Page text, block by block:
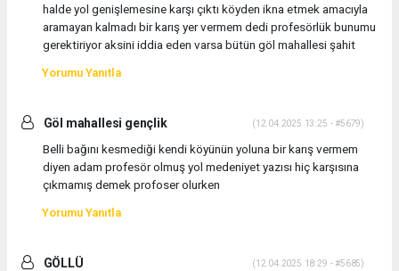
halde yol genişlemesine karşı çıktı köyden ikna etmek amacıyla
aramayan kalmadı bir karış yer vermem dedi profesörlük bunumu
gerektiriyor aksini iddia eden varsa bütün göl mahallesi şahit
Yorumu Yanıtla
Göl mahallesi gençlik (12.04.2025 13:25 - #5679)
Belli bağını kesmediği kendi köyünün yoluna bir karış vermem
diyen adam profesör olmuş yol medeniyet yazısı hiç karşısına
çıkmamış demek profoser olurken
Yorumu Yanıtla
GÖLLÜ (12.04.2025 18:29 - #5685)